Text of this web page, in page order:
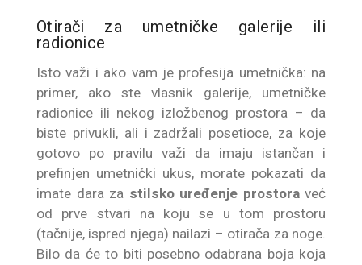
Otirači za umetničke galerije ili
radionice
Isto važi i ako vam je profesija umetnička: na
primer, ako ste vlasnik galerije, umetničke
radionice ili nekog izložbenog prostora – da
biste privukli, ali i zadržali posetioce, za koje
gotovo po pravilu važi da imaju istančan i
prefinjen umetnički ukus, morate pokazati da
imate dara za stilsko uređenje prostoraveć
od prve stvari na koju se u tom prostoru
(tačnije, ispred njega) nailazi – otirača za noge.
Bilo da će to biti posebno odabrana boja koja